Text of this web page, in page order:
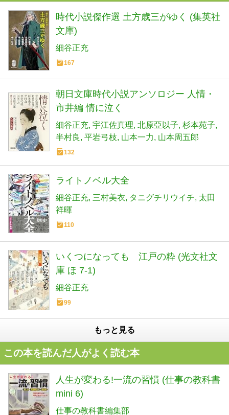
時代小説傑作選 土方歳三がゆく (集英社
文庫)
細谷正充
167
朝日文庫時代小説アンソロジー 人情・
市井編 情に泣く
細谷正充 宇江佐真理 北原亞以子 杉本苑子
半村良
平岩弓枝 山本一力 山本周五郎
132
ライトノベル大全
細谷正充 三村美衣 タニグチリウイチ 太田
祥暉
110
いくつになっても 江戸の粋 (光文社文
庫 ほ 7-1)
細谷正充
99
もっと見る
この本を読んだ人がよく読む本
人生が変わる!一流の習慣 (仕事の教科書
mini 6)
仕事の教科書編集部